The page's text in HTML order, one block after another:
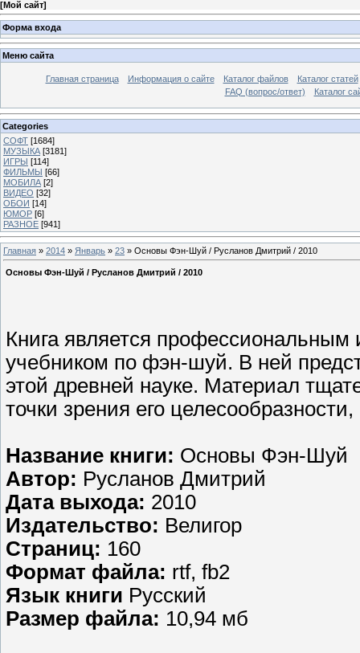
[Мой сайт]
Форма входа
Меню сайта
Главная страница Информация о сайте Каталог файлов
Каталог статей
FAQ (вопрос/ответ)
Каталог
Categories
СОФТ [1684]
МУЗЫКА [3181]
ИГРЫ [114]
ФИЛЬМЫ [66]
МОБИЛА [2]
ВИДЕО [32]
ОБОИ [14]
ЮМОР [6]
РАЗНОЕ [941]
Главная » 2014 » Январь » 23 » Основы Фэн-Шуй / Русланов Дмитрий / 2010
Основы Фэн-Шуй / Русланов Дмитрий / 2010
Книга является
учебником по фэн-шуй. В ней
этой древней науке. Материал
точки зрения его
Название книги: Основы Фэн-Шуй
Автор: Русланов Дмитрий
Дата выхода: 2010
Издательство: Велигор
Страниц: 160
Формат файла: rtf, fb2
Язык книги Русский
Размер файла: 10,94 мб